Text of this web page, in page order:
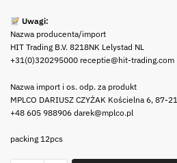
Uwagi:
Nazwa producenta/import
HIT Trading B.V. 8218NK Lelystad NL
+31(0)320295000 receptie@hit-trading.com
Nazwa import i os. odp. za produkt
MPLCO DARIUSZ CZYŻAK Kościelna 6, 87-
+48 605 988906 darek@mplco.pl
packing 12pcs